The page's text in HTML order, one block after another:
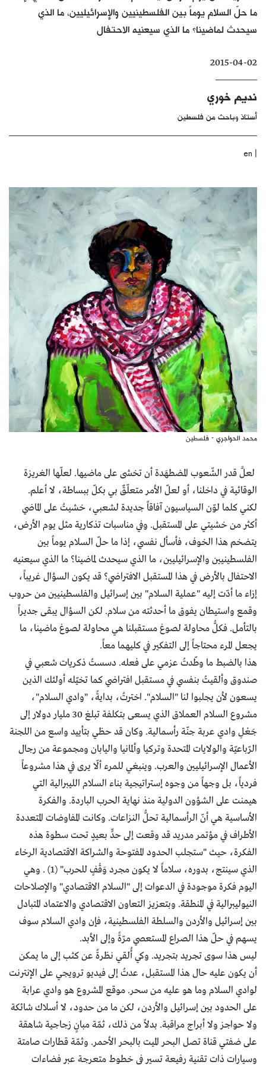
كتّابنا
الأرشيف
ما حلّ السلام يوماً بين الفلسطينيين والإسرائيليين، ما الذي
سيحدث لماضينا؟ ما الذي سيعنيه الاحتفال
2015-04-02
نديم خوري
أستاذ وباحث من فلسطين
|
en
محمد الحواجري - فلسطين
لعلَّ قدر الشّعوب المضطهَدة أن تخشى على ماضيها. لعلّها الغريزة
الوقائية في داخلنا، أو لعلّ الأمر متعلّقٌ بي بكلّ ببساطة، لا أعلم.
لكني كلما لوّن السياسيون آفاقاً جديدة لشعبي، خشيتُ على الماضي
أكثر من خشيتي على المستقبل. وفي مناسبات تذكارية مثل يوم الأرض،
يتضخم هذا الخوف، فأسأل نفسي، إذا ما حلّ السلام يوماً بين
الفلسطينيين والإسرائيليين، ما الذي سيحدث لماضينا؟ ما الذي سيعنيه
الاحتفال بالأرض في هذا المستقبل الافتراضي؟ قد يكون السؤال غريباً،
إزاء ما أدّت إليه "عملية السلام" بين إسرائيل والفلسطينيين من حروب
وقمع واستيطان يفوق ما أحدثته من سلام. لكن السؤال يبقى جديراً
بالتأمل. فكلُّ محاولة لصوغ مستقبلنا هي محاولة لصوغ ماضينا، ما
يجعل المرء محتاجاً إلى التفكير في كليهما معاً.
هذا بالضبط ما وطّدتُ عزمي على فعله. دسستُ ذكريات شعبي في
صندوق وألقيتُ بنفسي في مستقبل افتراضي كما تخيّله أولئك الذين
يسعون لأن يجلبوا لنا "السلام". اخترتُ، بدايةً، "وادي السلام"،
مشروع السلام العملاق الذي يسعى بتكلفة تبلغ 30 مليار دولار إلى
جَعْلِ وادي عربة جنّة رأسمالية. وكان قد حظي بتأييد واسع من اللجنة
الرّباعيّة والولايات المتحدة وتركيا وألمانيا واليابان ومجموعة من رجال
الأعمال الإسرائيليين والعرب. وينبغي للمرء ألّا يرى في هذا مشروعاً
فردياً، بل وجهاً من وجوه إستراتيجية بناء السلام الليبرالية التي
هيمنت على الشؤون الدولية منذ نهاية الحرب الباردة. والفكرة
الأساسية هي أنّ الرأسمالية تحلُّ النزاعات. وكانت المفاوضات المتعددة
الأطراف في مؤتمر مدريد قد وقعت إلى حدٍّ بعيدٍ تحت سطوة هذه
الفكرة، حيث "ستجلب الحدود المفتوحة والشراكة الاقتصادية الرخاء
الذي سينتج، بدوره، سلاماً لا يكون مجرد وَقْفٍ للحرب" (1) . وهي
اليوم فكرة موجودة في الدعوات إلى "السلام الاقتصادي" والإصلاحات
النيوليبرالية في المنطقة. وبتعزيز التعاون الاقتصادي والاعتماد المتبادل
بين إسرائيل والأردن والسلطة الفلسطينية، فإن وادي السلام سوف
يسهم في حلّ هذا الصراع المستعصي مرّةً وإلى الأبد.
ليس هذا سوى تجريد بتجريد. وكي أُلقي نظرةً عن كثب إلى ما يمكن
أن يكون عليه حال هذا المستقبل، عدتُ إلى فيديو ترويجي على الإنترنت
لوادي السلام وما هو عليه من سحر. موقع المشروع هو وادي عرابة
على الحدود بين إسرائيل والأردن، لكن ما من حدود، لا أسلاك شائكة
ولا حواجز ولا أبراج مراقبة. بدلاً من ذلك، ثمّة مبانٍ زجاجية شاهقة
على ضفتي قناة تصل البحر الميت بالبحر الأحمر. وثمّة قطارات صامتة
وسيارات ذات تقنية رفيعة تسير في خطوط متعرجة عبر فضاءات